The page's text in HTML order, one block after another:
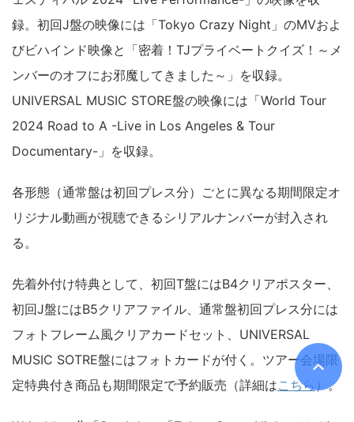
録。初回J盤の映像には「Tokyo Crazy Night」のMVおよ
びビハインド映像と「密着！TJプライベートクイズ！～メ
ンバーのオフにお邪魔してきました～」を収録。
UNIVERSAL MUSIC STORE盤の映像には「World Tour
2024 Road to A -Live in Los Angeles & Tour
Documentary-」を収録。
各形態（通常盤は初回プレス分）ごとに異なる期間限定オ
リジナル動画が視聴できるシリアルナンバーが封入され
る。
先着外付け特典として、初回T盤にはB4クリアポスター、
初回J盤にはB5クリアファイル、通常盤初回プレス分には
フォトフレーム風クリアカードセット、UNIVERSAL
MUSIC SOTRE盤にはフォトカードが付く。ツアー会場限
定特典付き商品も期間限定で予約販売（詳細はこちら ）。